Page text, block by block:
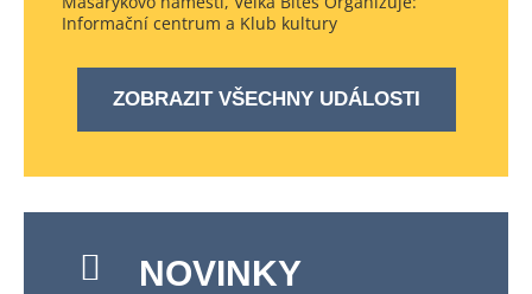
Informační centrum a Klub kultury
ZOBRAZIT VŠECHNY UDÁLOSTI
NOVINKY